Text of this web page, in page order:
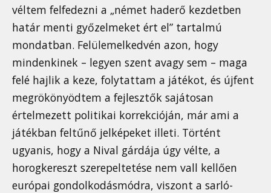
véltem felfedezni a „német haderő kezdetben
határ menti győzelmeket ért el” tartalmú
mondatban. Felülemelkedvén azon, hogy
mindenkinek – legyen szent avagy sem – maga
felé hajlik a keze, folytattam a játékot, és újfent
megrökönyödtem a fejlesztők sajátosan
értelmezett politikai korrekcióján, már ami a
játékban feltűnő jelképeket illeti. Történt
ugyanis, hogy a Nival gárdája úgy vélte, a
horogkereszt szerepeltetése nem vall kellően
európai gondolkodásmódra, viszont a sarló-